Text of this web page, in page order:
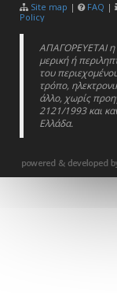
Site map | FAQ |
Policy
ΑΠΑΓΟΡΕΥΕΤΑΙ η
μερική ή
του
τρόπο,
άλλο, χωρίς
2121/1993 και
Ελλάδα.